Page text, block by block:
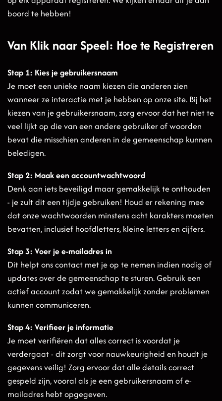
boord te hebben!
Van Klik naar Speel: Hoe te Registreren
Stap 1: Kies je gebruikersnaam
Je moet een unieke naam kiezen die anderen zien
wanneer ze interactie met je hebben op onze site. Bij het
kiezen van je gebruikersnaam, zorg ervoor dat het niet te
veel lijkt op die van een andere gebruiker of woorden
bevat die misschien anderen in de gemeenschap kunnen
beledigen.
Stap 2: Maak een accountwachtwoord
Denk aan iets beveiligd maar gemakkelijk te onthouden
- je zult dit een tijdje gebruiken! Houd er rekening mee
dat onze wachtwoorden minstens acht karakters moeten
bevatten, inclusief hoofdletters, kleine letters en cijfers.
Stap 3: Voer je e-mailadres in
Dit helpt ons contact met je op te nemen indien nodig of
updates over de gemeenschap te sturen. Gebruik een
actief account zodat we gemakkelijk zonder problemen
kunnen communiceren.
Stap 4: Verifieer je informatie
Je moet verifiëren dat alles correct is voordat je
verdergaat - dit zorgt voor nauwkeurigheid en houdt je
gegevens veilig! Zorg ervoor dat alle details correct
gespeld zijn, vooral als je een gebruikersnaam of e-
mailadres hebt opgegeven.